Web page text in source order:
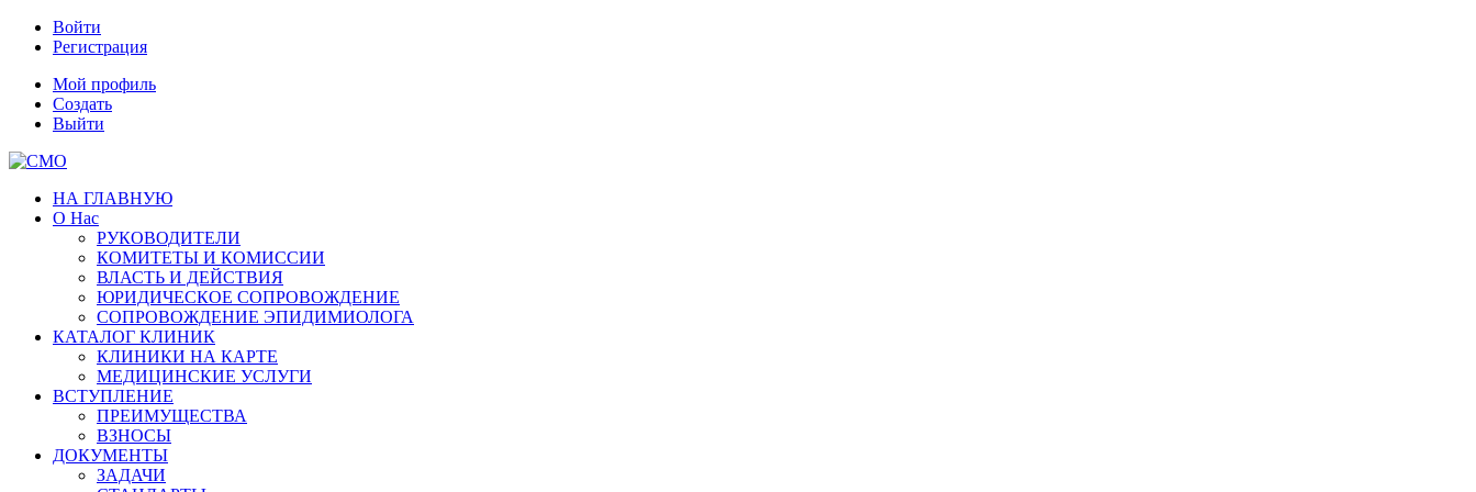
Войти
Регистрация
Мой профиль
Создать
Выйти
НА ГЛАВНУЮ
О Нас
РУКОВОДИТЕЛИ
КОМИТЕТЫ И КОМИССИИ
ВЛАСТЬ И ДЕЙСТВИЯ
ЮРИДИЧЕСКОЕ СОПРОВОЖДЕНИЕ
СОПРОВОЖДЕНИЕ ЭПИДИМИОЛОГА
КАТАЛОГ КЛИНИК
КЛИНИКИ НА КАРТЕ
МЕДИЦИНСКИЕ УСЛУГИ
ВСТУПЛЕНИЕ
ПРЕИМУЩЕСТВА
ВЗНОСЫ
ДОКУМЕНТЫ
ЗАДАЧИ